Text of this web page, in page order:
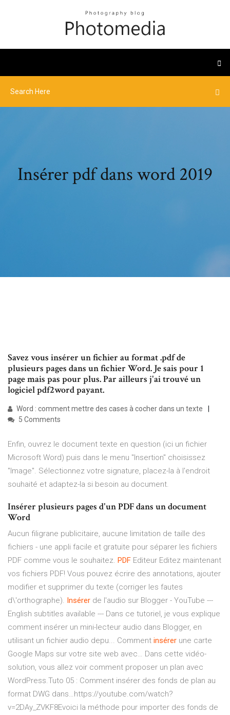
Insérer pdf dans word 2019
Savez vous insérer un fichier au format .pdf de
plusieurs pages dans un fichier Word. Je sais pour 1
page mais pas pour plus. Par ailleurs j'ai trouvé un
logiciel pdf2word payant.
Word : comment mettre des cases à cocher dans un texte
5 Comments
Enfin, ouvrez le document texte en question (ici un fichier
Microsoft Word) puis dans le menu "Insertion" choisissez
"Image". Sélectionnez votre signature, placez-la à l'endroit
souhaité et adaptez-la si besoin au document.
Insérer plusieurs pages d'un PDF dans un document
Word
Aucun filigrane publicitaire, aucune limitation de taille des
fichiers - une appli facile et gratuite pour séparer les fichiers
PDF comme vous le souhaitez. PDF Editeur Editez maintenant
vos fichiers PDF! Vous pouvez écrire des annotations, ajouter
modifier et supprimer du texte (corriger les fautes
d\'orthographe). Insérer de l'audio sur Blogger - YouTube ---
English subtitles available --- Dans ce tutoriel, je vous explique
comment insérer un mini-lecteur audio dans Blogger, en
utilisant un fichier audio depu... Comment insérer une carte
Google Maps sur votre site web avec… Dans cette vidéo-
solution, vous allez voir comment proposer un plan avec
WordPress.Tuto 05 : Comment insérer des fonds de plan au
format DWG dans…https://youtube.com/watch?
v=2DAy_ZVKF8Evoici la méthode pour importer des fonds de